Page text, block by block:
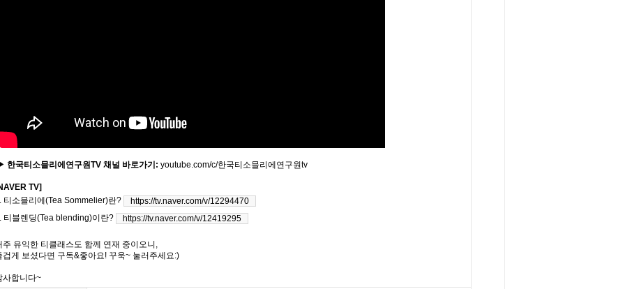
한국티소믈리에연구원TV 채널 바로가기 : youtube.com/c/한국티소믈리에연구원tv
TV]
티소믈리에(Tea Sommelier)란?
https://tv.naver.com/v/12294470
티블렌딩(Tea blending)이란?
https://tv.naver.com/v/12419295
주 유익한 티클래스도 함께 연재 중이오니 ,
겁게 보셨다면 구독&좋아요! 꾸욱~ 눌러주세요:)
사합니다~